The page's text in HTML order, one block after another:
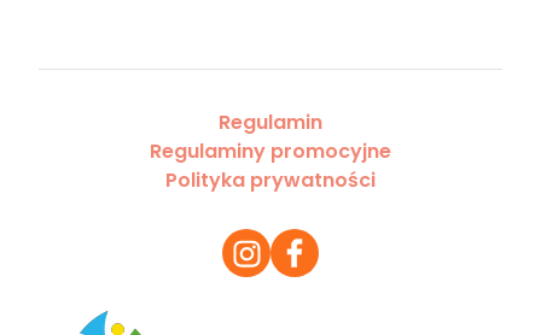
Regulamin
Regulaminy promocyjne
Polityka prywatności